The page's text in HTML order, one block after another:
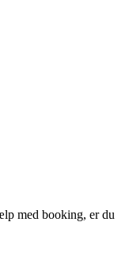
med booking, er du